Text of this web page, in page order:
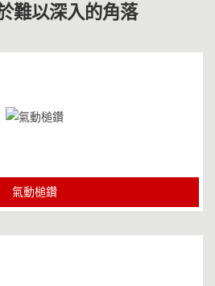
難以深入的角落
氣動槌鑽